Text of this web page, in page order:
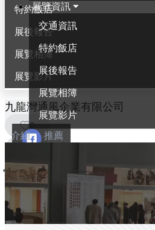
展覽資訊
交通資訊
特約飯店
展後報告
展覽相簿
展覽影片
特約飯店
展後報告
展覽相簿
展覽影片
九龍灣通風企業有限公司
0
介紹 推薦